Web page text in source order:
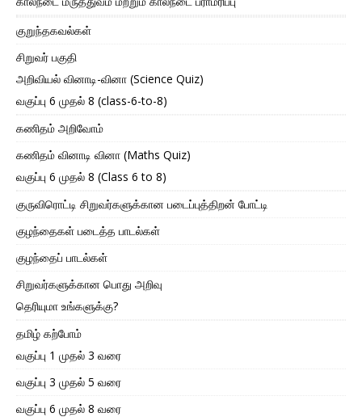
குறுந்தகவல்கள்
சிறுவர் பகுதி
அறிவியல் வினாடி-வினா (Science Quiz)
வகுப்பு 6 முதல் 8 (class-6-to-8)
கணிதம் அறிவோம்
கணிதம் வினாடி வினா (Maths Quiz)
வகுப்பு 6 முதல் 8 (Class 6 to 8)
குருவிரொட்டி சிறுவர்களுக்கான படைப்புத்திறன் போட்டி
குழந்தைகள் படைத்த பாடல்கள்
குழந்தைப் பாடல்கள்
சிறுவர்களுக்கான பொது அறிவு
தெரியுமா உங்களுக்கு?
தமிழ் கற்போம்
வகுப்பு 1 முதல் 3 வரை
வகுப்பு 3 முதல் 5 வரை
வகுப்பு 6 முதல் 8 வரை